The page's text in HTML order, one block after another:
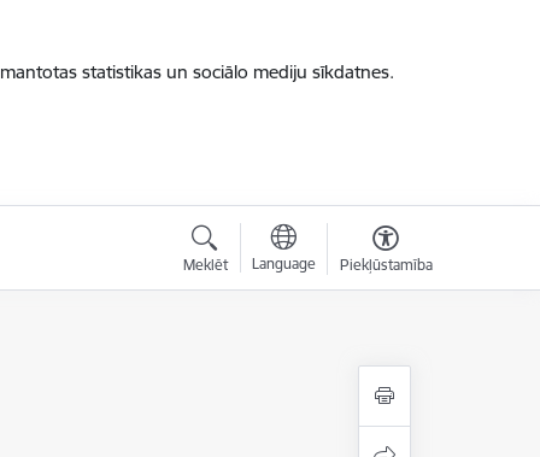
statistikas un sociālo mediju sīkdatnes.
Meklēt Language Piekļūstamība